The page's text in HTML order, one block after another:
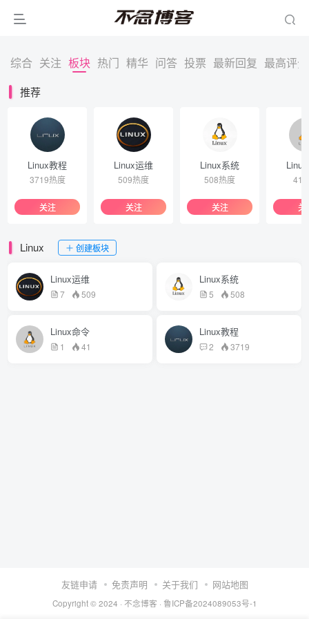
综合 关注 板块 热门 精华 问答 投票 最新回复 最高评分
推荐
Linux教程
3719热度
关注
Linux运维
509热度
关注
Linux系统
508热度
关注
41
关
Linux 创建板块
Linux运维
7 509
Linux系统
5 508
Linux命令
1 41
Linux教程
2 3719
友链申请 免责声明 关于我们 网站地图
Copyright © 2024 · 不念博客 · 鲁ICP备2024089053号-1